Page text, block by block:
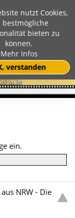
ein.
NRW - Die
nutzt Cookies,
bestmögliche
bieten zu
können.
Mehr Infos
verstanden